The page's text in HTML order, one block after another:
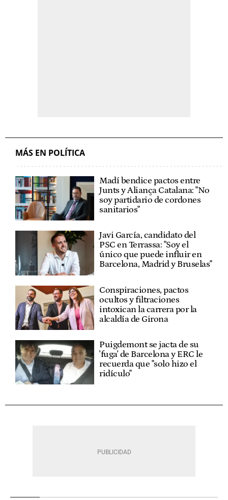
MÁS EN POLÍTICA
Madí bendice pactos entre
Junts y Aliança Catalana: "No
soy partidario de cordones
sanitarios"
Javi García, candidato del
PSC en Terrassa: "Soy el
único que puede influir en
Barcelona, Madrid y Bruselas"
Conspiraciones, pactos
ocultos y filtraciones
intoxican la carrera por la
alcaldía de Girona
Puigdemont se jacta de su
'fuga' de Barcelona y ERC le
recuerda que "solo hizo el
ridículo"